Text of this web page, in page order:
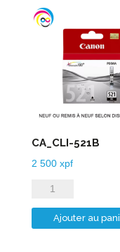
CA_CLI-521B
2 500 xpf
quantité
de
CA_CLI-
Ajouter au